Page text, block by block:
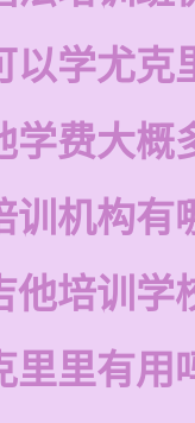
以学尤克
学费大概
训机构有
他培训学
里里有用